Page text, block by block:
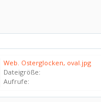
Web. Osterglocken, oval.jpg
Dateigröße:
Aufrufe: